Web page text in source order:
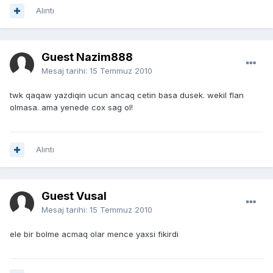
Alıntı
Guest Nazim888
Mesaj tarihi: 15 Temmuz 2010
twk qaqaw yazdiqin ucun ancaq cetin basa dusek. wekil flan
olmasa. ama yenede cox sag ol!
Alıntı
Guest Vusal
Mesaj tarihi: 15 Temmuz 2010
ele bir bolme acmaq olar mence yaxsi fikirdi